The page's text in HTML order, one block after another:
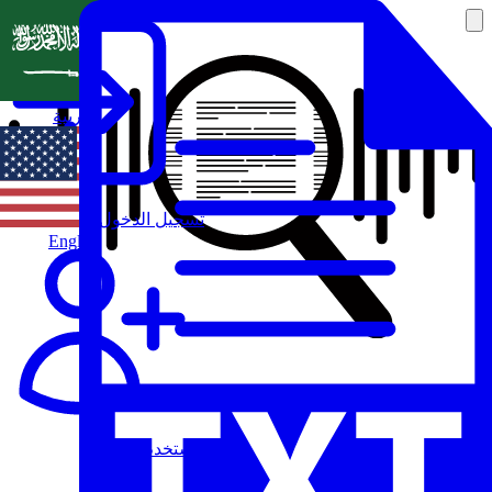
تسجيل الدخول
مستخدم جديد
العربية
English